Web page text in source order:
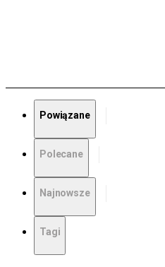
Powiązane
Polecane
Najnowsze
Tagi